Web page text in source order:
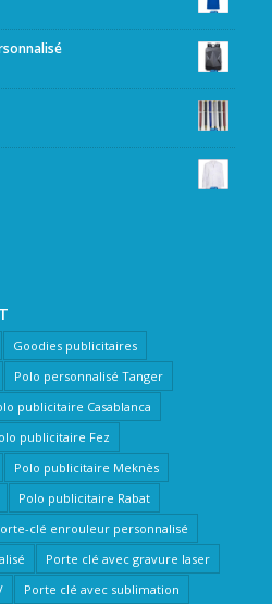
Goodies publicitaires
Polo personnalisé Tanger
publicitaire Casablanca
publicitaire Fez
Polo publicitaire Meknès
Polo publicitaire Rabat
clé enrouleur personnalisé
Porte clé avec gravure laser
Porte clé avec sublimation